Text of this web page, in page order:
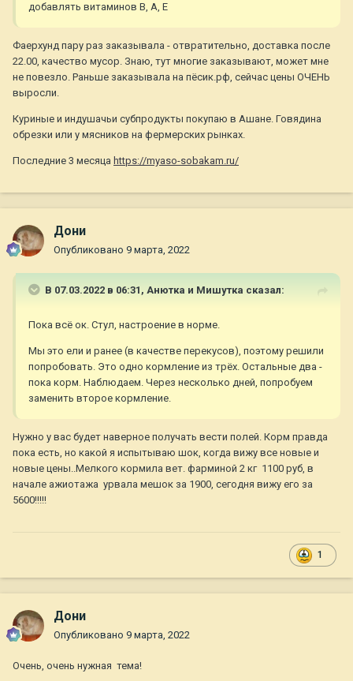
добавлять витаминов В, А, Е
Фаерхунд пару раз заказывала - отвратительно, доставка после
22.00, качество мусор. Знаю, тут многие заказывают, может мне
не повезло. Раньше заказывала на пёсик.рф, сейчас цены ОЧЕНЬ
выросли.
Куриные и индушачьи субпродукты покупаю в Ашане. Говядина
обрезки или у мясников на фермерских рынках.
Последние 3 месяца https://myaso-sobakam.ru/
Дони
Опубликовано 9 марта, 2022
В 07.03.2022 в 06:31, Анютка и Мишутка сказал:
Пока всё ок. Стул, настроение в норме.
Мы это ели и ранее (в качестве перекусов), поэтому решили
попробовать. Это одно кормление из трёх. Остальные два -
пока корм. Наблюдаем. Через несколько дней, попробуем
заменить второе кормление.
Нужно у вас будет наверное получать вести полей. Корм правда
пока есть, но какой я испытываю шок, когда вижу все новые и
новые цены..Мелкого кормила вет. фарминой 2 кг 1100 руб, в
начале ажиотажа урвала мешок за 1900, сегодня вижу его за
5600!!!!!
1
Дони
Опубликовано 9 марта, 2022
Очень, очень нужная тема!